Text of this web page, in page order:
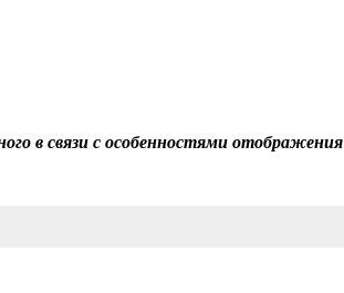
в связи с особенностями